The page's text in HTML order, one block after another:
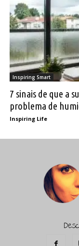
Inspiring Smart
7 sinais de que a
problema de
Inspiring Life